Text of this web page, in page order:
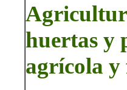
huertas y
agrícola y